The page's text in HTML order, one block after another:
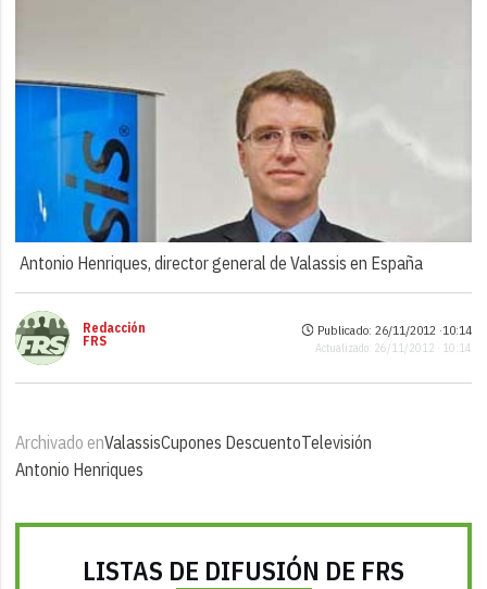
Antonio Henriques, director general de Valassis en España
Redacción
FRS
Publicado: 26/11/2012 ·10:14
Actualizado: 26/11/2012 · 10:14
Archivado enValassisCupones DescuentoTelevisión
Antonio Henriques
LISTAS DE DIFUSIÓN DE FRS